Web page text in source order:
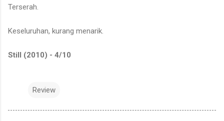
Terserah.
Keseluruhan, kurang menarik.
Still (2010) - 4/10
Review